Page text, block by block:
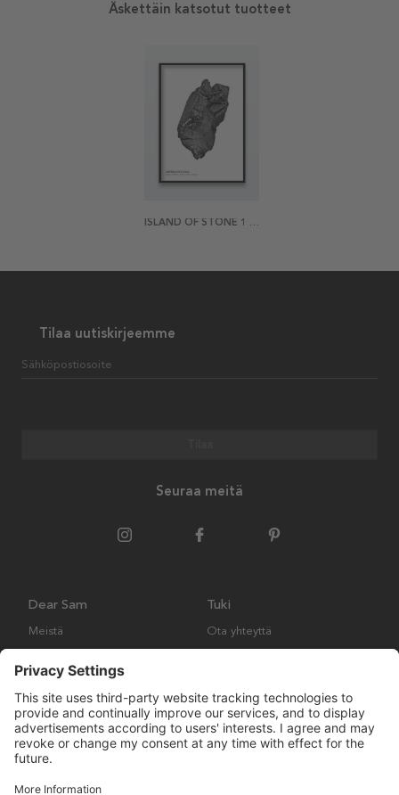
Äskettäin katsotut tuotteet
ISLAND OF STONE 1 JULISTE
Tilaa uutiskirjeemme
Sähköpostiosoite
Seuraa meitä
Dear Sam
Meistä
Tuki
Ota yhteyttä
Palautukset ja vaatimukset